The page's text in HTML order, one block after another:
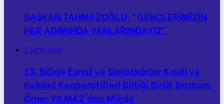
BAŞKAN TAHMAZOĞLU: “GENÇLERİMİZİN
HER ADIMINDA YANLARINDAYIZ”
1 hafta önce
13. Bölge Esnaf ve Sanatkârlar Kredi ve
Kefalet Kooperatifleri Birliği Birlik Başkanı
Ömer YILMAZ’dan Müjde